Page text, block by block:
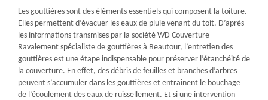
Les gouttières sont des éléments essentiels qui composent la toiture.
Elles permettent d’évacuer les eaux de pluie venant du toit. D’après
les informations transmises par la société WD Couverture
Ravalement spécialiste de gouttières à Beautour, l’entretien des
gouttières est une étape indispensable pour préserver l’étanchéité de
la couverture. En effet, des débris de feuilles et branches d’arbres
peuvent s’accumuler dans les gouttières et entrainent le bouchage
de l’écoulement des eaux de ruissellement. Et si une intervention